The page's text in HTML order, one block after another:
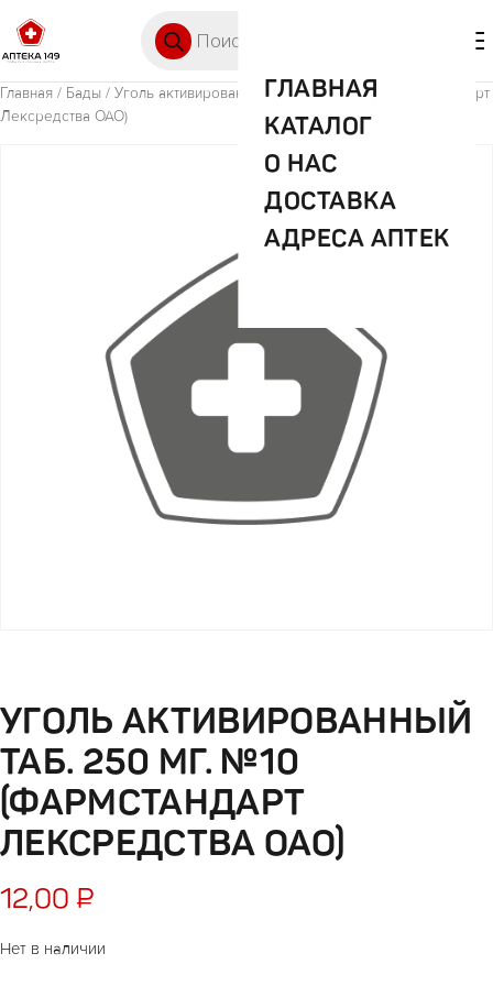
ГЛАВНАЯ
КАТАЛОГ
О НАС
ДОСТАВКА
АДРЕСА АПТЕК
Главная / Бады / Уголь активированный таб. 250 мг. №10 (Фармстандарт
Лексредства ОАО)
УГОЛЬ АКТИВИРОВАННЫЙ
ТАБ. 250 МГ. №10
(ФАРМСТАНДАРТ
ЛЕКСРЕДСТВА ОАО)
12,00 ₽
Нет в наличии